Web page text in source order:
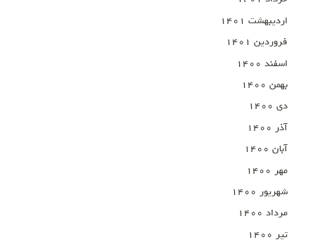
اردیبهشت ۱۴۰۱
فروردین ۱۴۰۱
اسفند ۱۴۰۰
بهمن ۱۴۰۰
دی ۱۴۰۰
آذر ۱۴۰۰
آبان ۱۴۰۰
مهر ۱۴۰۰
شهریور ۱۴۰۰
مرداد ۱۴۰۰
تیر ۱۴۰۰